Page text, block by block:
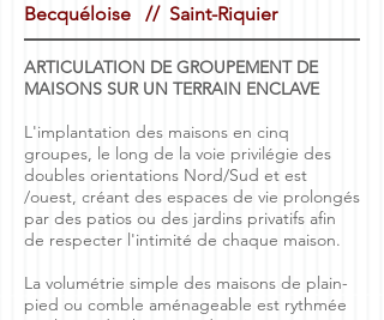
ARTICULATION DE GROUPEMENT DE
MAISONS SUR UN TERRAIN ENCLAVE
L'implantation des maisons en cinq
groupes, le long de la voie privilégie des
doubles orientations Nord/Sud et est
/ouest, créant des espaces de vie prolongés
par des patios ou des jardins privatifs afin
de respecter l'intimité de chaque maison.
La volumétrie simple des maisons de plain-
pied ou comble aménageable est rythmée
Becquéloise // Saint-Riquier